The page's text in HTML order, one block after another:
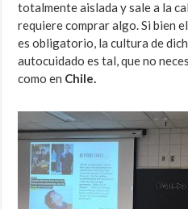
totalmente aislada y sale a la
requiere comprar algo. Si bien
es obligatorio, la cultura de
autocuidado es tal, que no
como en Chile.